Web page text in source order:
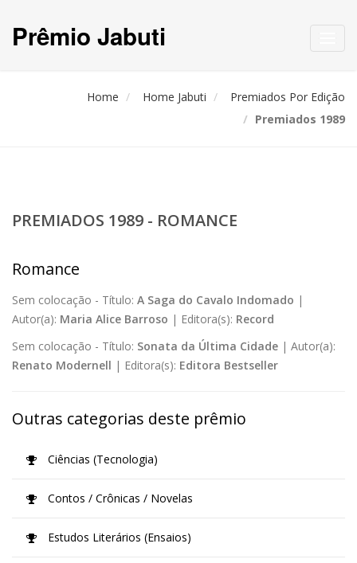
Prêmio Jabuti
Home Home Jabuti
Premiados Por Edição
Premiados 1989
PREMIADOS 1989 - ROMANCE
Romance
Sem colocação - Título: A Saga do Cavalo Indomado |
Autor(a): Maria Alice Barroso | Editora(s): Record
Sem colocação - Título: Sonata da Última Cidade | Autor(a):
Renato Modernell | Editora(s): Editora Bestseller
Outras categorias deste prêmio
Ciências (Tecnologia)
Contos / Crônicas / Novelas
Estudos Literários (Ensaios)